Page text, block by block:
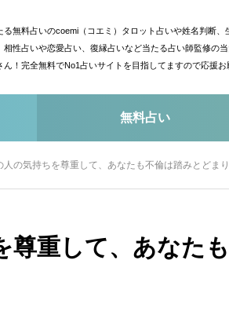
る無料占いのcoemi（コエミ）タロット占いや姓名判断、
相性占いや恋愛占い、復縁占いなど当たる占い師監修の
ん！完全無料でNo1占いサイトを目指してますので応援お
無料占い
人の気持ちを尊重して、あなたも不倫は踏みとどまり
尊重して、あなた